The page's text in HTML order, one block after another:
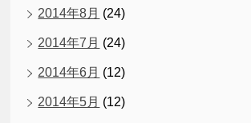
2014年8月 (24)
2014年7月 (24)
2014年6月 (12)
2014年5月 (12)